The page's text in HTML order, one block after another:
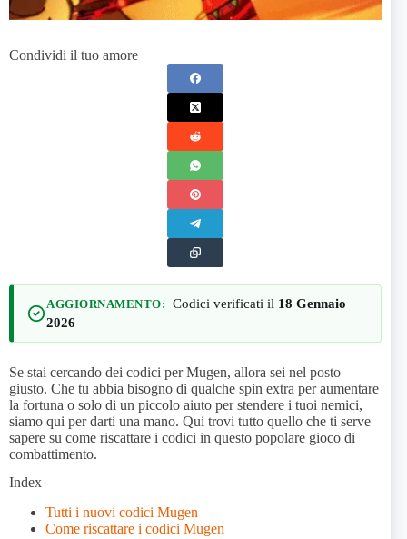
Condividi il tuo amore
AGGIORNAMENTO: Codici verificati il 18 Gennaio
2026
Se stai cercando dei codici per Mugen, allora sei nel posto
giusto. Che tu abbia bisogno di qualche spin extra per aumentare
la fortuna o solo di un piccolo aiuto per stendere i tuoi nemici,
siamo qui per darti una mano. Qui trovi tutto quello che ti serve
sapere su come riscattare i codici in questo popolare gioco di
combattimento.
Index
Tutti i nuovi codici Mugen
Come riscattare i codici Mugen